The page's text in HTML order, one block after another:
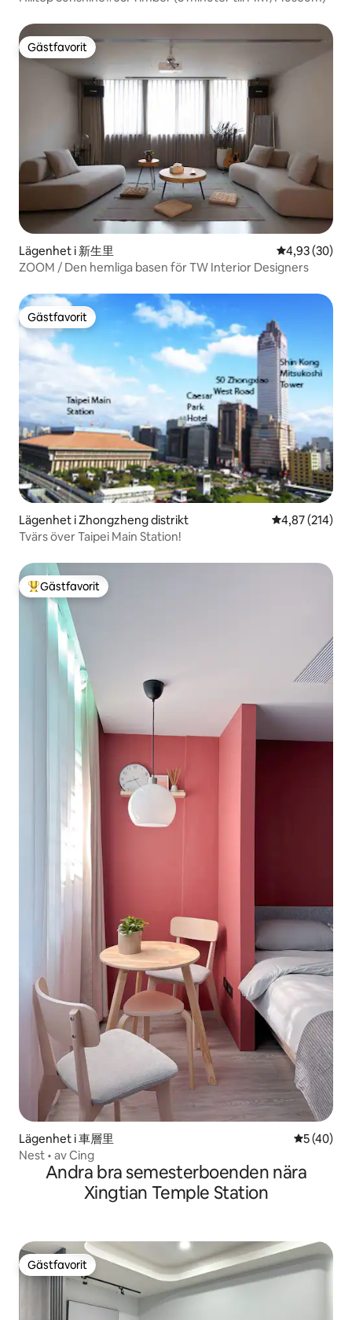
Gästfavorit
Gästfavorit
Lägenhet i 新生里 4,93 av 5 i
4,93 (30)
ZOOM / Den hemliga basen för TW Interior Designers
Gästfavorit
Gästfavorit
Lägenhet i Zhongzheng distrikt 4,87 av 5 i
4,87 (214)
Tvärs över Taipei Main Station!
Populär gästfavorit
Gästfavorit
Lägenhet i 車層里 5 av 5 i
5 (40)
Nest • av Cing
Andra bra semesterboenden nära
Xingtian Temple Station
Gästfavorit
Gästfavorit